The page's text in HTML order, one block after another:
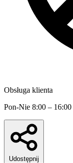
Obsługa klienta
Pon-Nie 8:00 – 16:00
Udostępnij